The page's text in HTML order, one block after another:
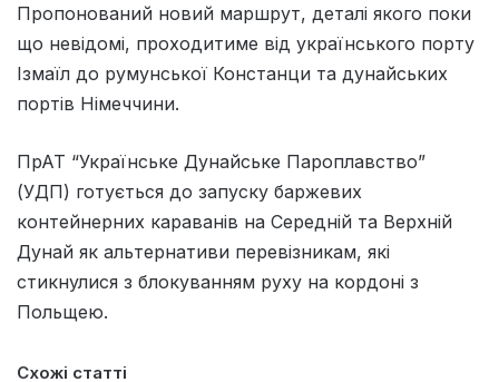
Пропонований новий маршрут, деталі якого поки
що невідомі, проходитиме від українського порту
Ізмаїл до румунської Констанци та дунайських
портів Німеччини.
ПрАТ “Українське Дунайське Пароплавство”
(УДП) готується до запуску баржевих
контейнерних караванів на Середній та Верхній
Дунай як альтернативи перевізникам, які
стикнулися з блокуванням руху на кордоні з
Польщею.
Схожі статті